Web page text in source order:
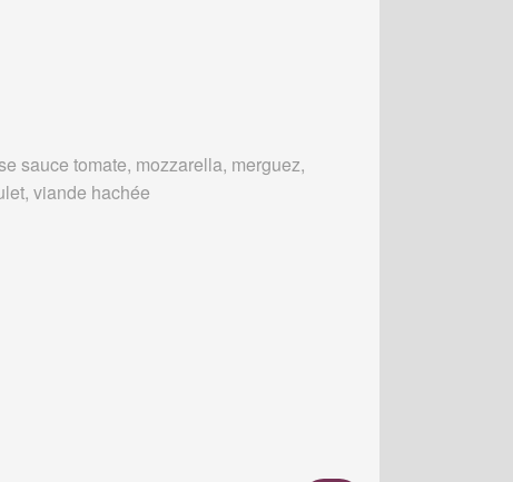
sauce tomate, mozzarella, merguez,
viande hachée